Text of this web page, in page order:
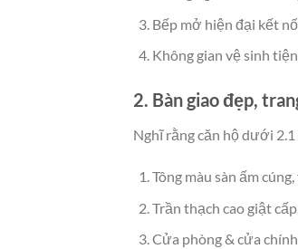
Bếp mở hiện đại kết
Không gian vệ sinh
2. Bàn giao đẹp,
Nghĩ rằng căn hộ dưới
Tông màu sàn ấm
Trần thạch cao giật
Cửa phòng & cửa